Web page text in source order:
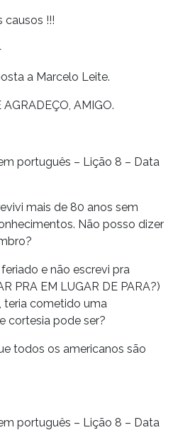
causos !!!
a Marcelo Leite.
AMIGO.
português – Lição 8 – Data
mais de 80 anos sem
Não posso dizer
e não escrevi pra
PRA EM LUGAR DE PARA?)
teria cometido uma
cortesia pode ser?
todos os americanos são
português – Lição 8 – Data